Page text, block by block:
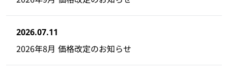
2026.07.11
2026年8月 価格改定のお知らせ